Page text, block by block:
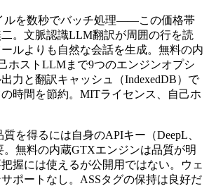
ルを数秒でバッチ処理——この価格帯
二。文脈認識LLM翻訳が周囲の行を読
ルよりも自然な会話を生成。無料の内
ホストLLMまで9つのエンジンオプシ
力と翻訳キャッシュ（IndexedDB）で
時間を節約。MITライセンス、自己ホ
を得るには自身のAPIキー（DeepL、
。無料の内蔵GTXエンジンは品質が明
握には使えるが公開用ではない。ウェ
ポートなし。ASSタグの保持は良好だ